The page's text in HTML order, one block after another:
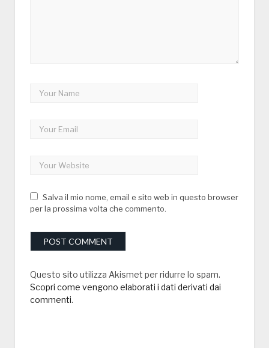
Salva il mio nome, email e sito web in questo browser
per la prossima volta che commento.
Questo sito utilizza Akismet per ridurre lo spam.
Scopri come vengono elaborati i dati derivati dai
commenti.